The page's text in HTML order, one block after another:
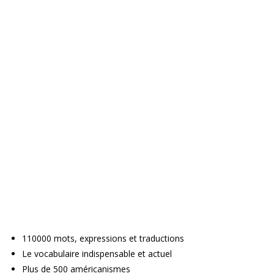
110000 mots, expressions et traductions
Le vocabulaire indispensable et actuel
Plus de 500 américanismes